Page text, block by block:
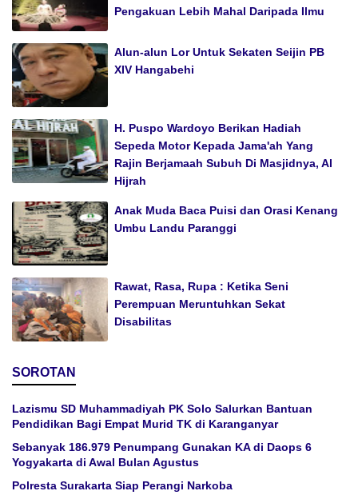
Pengakuan Lebih Mahal Daripada Ilmu
Alun-alun Lor Untuk Sekaten Seijin PB
XIV Hangabehi
H. Puspo Wardoyo Berikan Hadiah
Sepeda Motor Kepada Jama'ah Yang
Rajin Berjamaah Subuh Di Masjidnya, Al
Hijrah
Anak Muda Baca Puisi dan Orasi Kenang
Umbu Landu Paranggi
Rawat, Rasa, Rupa : Ketika Seni
Perempuan Meruntuhkan Sekat
Disabilitas
SOROTAN
Lazismu SD Muhammadiyah PK Solo Salurkan Bantuan
Pendidikan Bagi Empat Murid TK di Karanganyar
Sebanyak 186.979 Penumpang Gunakan KA di Daops 6
Yogyakarta di Awal Bulan Agustus
Polresta Surakarta Siap Perangi Narkoba